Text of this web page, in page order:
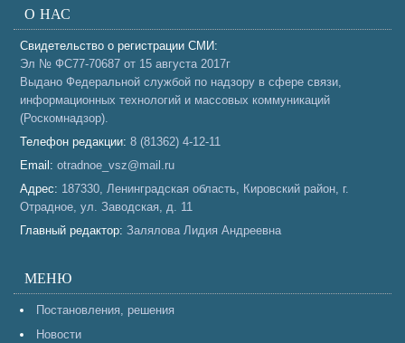
О НАС
Свидетельство о регистрации СМИ:
Эл № ФС77-70687 от 15 августа 2017г
Выдано Федеральной службой по надзору в сфере связи,
информационных технологий и массовых коммуникаций
(Роскомнадзор).
Телефон редакции: 8 (81362) 4-12-11
Email: otradnoe_vsz@mail.ru
Адрес: 187330, Ленинградская область, Кировский район, г.
Отрадное, ул. Заводская, д. 11
Главный редактор: Залялова Лидия Андреевна
МЕНЮ
Постановления, решения
Новости